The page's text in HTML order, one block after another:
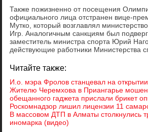
Также пожизненно от посещения
официального лица отстранен вице-
Мутко, который возглавлял
Игр. Аналогичным санкциям был
заместитель министра спорта Юрий
действующие работники Министерства
Читайте также:
И.о. мэра Фролов станцевал на
Жителю Черемхова в Приангарье
обещанного гаджета прислали брикет
Роскомнадзор лишил лицензии 11
В массовом ДТП в Алматы столкнулись
иномарка (видео)